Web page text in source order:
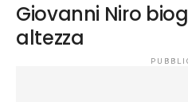
Giovanni Niro
altezza